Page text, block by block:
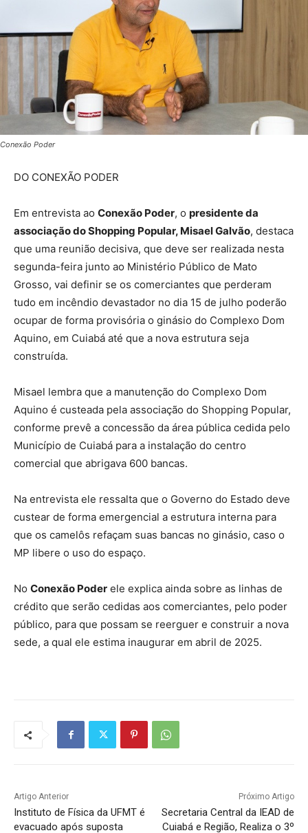
Conexão Poder
DO CONEXÃO PODER
Em entrevista ao Conexão Poder, o presidente da
associação do Shopping Popular, Misael Galvão, destaca
que uma reunião decisiva, que deve ser realizada nesta
segunda-feira junto ao Ministério Público de Mato
Grosso, vai definir se os comerciantes que perderam
tudo em incêndio devastador no dia 15 de julho poderão
ocupar de forma provisória o ginásio do Complexo Dom
Aquino, em Cuiabá até que a nova estrutura seja
construída.
Misael lembra que a manutenção do Complexo Dom
Aquino é custeada pela associação do Shopping Popular,
conforme prevê a concessão da área pública cedida pelo
Município de Cuiabá para a instalação do centro
comercial que abrigava 600 bancas.
Na entrevista ele ressalta que o Governo do Estado deve
custear de forma emergencial a estrutura interna para
que os camelôs refaçam suas bancas no ginásio, caso o
MP libere o uso do espaço.
No Conexão Poder ele explica ainda sobre as linhas de
crédito que serão cedidas aos comerciantes, pelo poder
público, para que possam se reerguer e construir a nova
sede, a qual ele estima inaugurar em abril de 2025.
Artigo Anterior
Instituto de Física da UFMT é
evacuado após suposta
Próximo Artigo
Secretaria Central da IEAD de
Cuiabá e Região, Realiza o 3º